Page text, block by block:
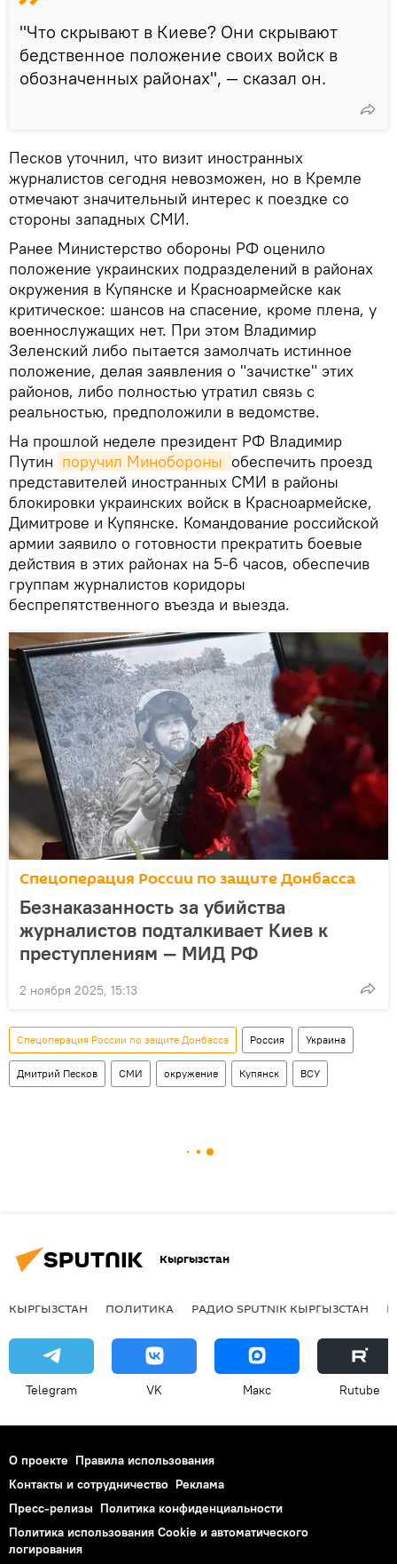
"Что скрывают в Киеве? Они скрывают
бедственное положение своих войск в
обозначенных районах", — сказал он.
Песков уточнил, что визит иностранных
журналистов сегодня невозможен, но в Кремле
отмечают значительный интерес к поездке со
стороны западных СМИ.
Ранее Министерство обороны РФ оценило
положение украинских подразделений в районах
окружения в Купянске и Красноармейске как
критическое: шансов на спасение, кроме плена, у
военнослужащих нет. При этом Владимир
Зеленский либо пытается замолчать истинное
положение, делая заявления о "зачистке" этих
районов, либо полностью утратил связь с
реальностью, предположили в ведомстве.
На прошлой неделе президент РФ Владимир
Путин поручил Минобороны обеспечить проезд
представителей иностранных СМИ в районы
блокировки украинских войск в Красноармейске,
Димитрове и Купянске. Командование российской
армии заявило о готовности прекратить боевые
действия в этих районах на 5-6 часов, обеспечив
группам журналистов коридоры
беспрепятственного въезда и выезда.
Спецоперация России по защите Донбасса
Безнаказанность за убийства
журналистов подталкивает Киев к
преступлениям — МИД РФ
2 ноября 2025, 15:13
Спецоперация России по защите Донбасса Россия Украина
Дмитрий Песков СМИ окружение Купянск ВСУ
Кыргызстан
КЫРГЫЗСТАН ПОЛИТИКА РАДИО SPUTNIK КЫРГЫЗСТАН
Telegram VK Макс Rutube
О проекте Правила использования
Контакты и сотрудничество Реклама
Пресс-релизы Политика конфиденциальности
Политика использования Cookie и автоматического
логирования